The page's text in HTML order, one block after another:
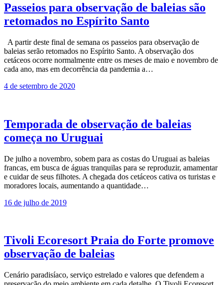
Passeios para observação de baleias são
retomados no Espírito Santo
A partir deste final de semana os passeios para observação de
baleias serão retomados no Espírito Santo. A observação dos
cetáceos ocorre normalmente entre os meses de maio e novembro de
cada ano, mas em decorrência da pandemia a…
4 de setembro de 2020
Temporada de observação de baleias
começa no Uruguai
De julho a novembro, sobem para as costas do Uruguai as baleias
francas, em busca de águas tranquilas para se reproduzir, amamentar
e cuidar de seus filhotes. A chegada dos cetáceos cativa os turistas e
moradores locais, aumentando a quantidade…
16 de julho de 2019
Tivoli Ecoresort Praia do Forte promove
observação de baleias
Cenário paradisíaco, serviço estrelado e valores que defendem a